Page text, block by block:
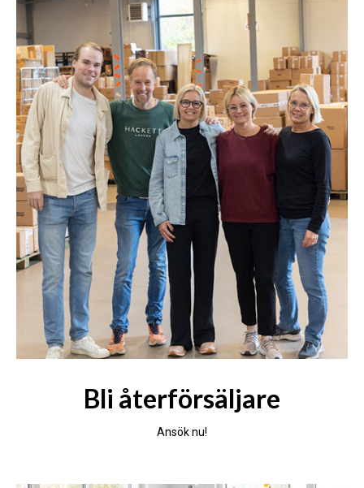
Bli återförsäljare
Ansök nu!